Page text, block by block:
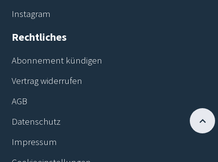
Instagram
Rechtliches
Abonnement kündigen
Vertrag widerrufen
AGB
Datenschutz
Impressum